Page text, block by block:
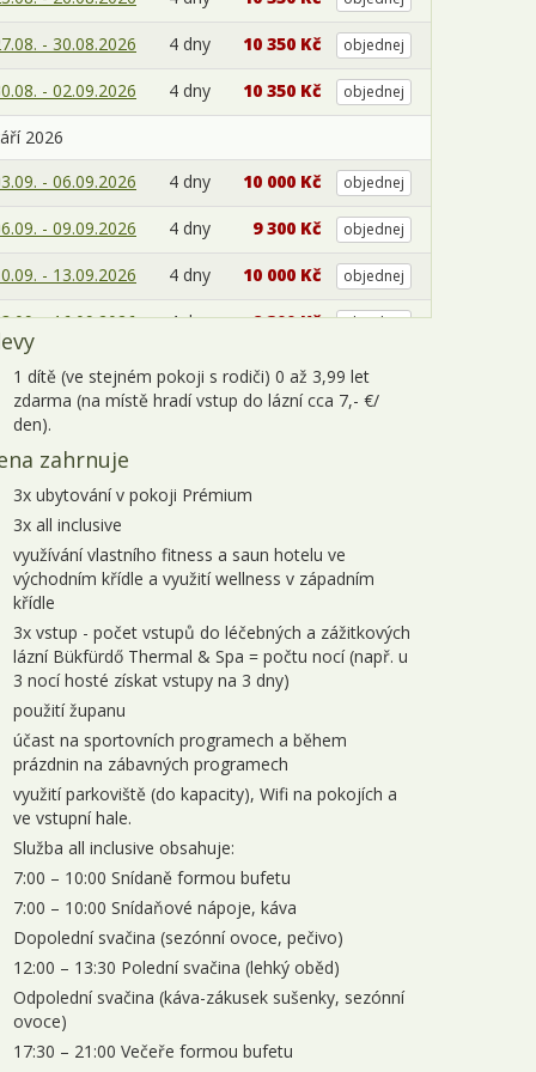
- 30.08.2026 4 dny 10 350 Kč objednej
- 02.09.2026 4 dny 10 350 Kč objednej
2026
- 06.09.2026
4 dny 10 000 Kč objednej
- 09.09.2026 4 dny 9 300 Kč objednej
- 13.09.2026 4 dny 10 000 Kč objednej
- 16.09.2026 4 dny 9 300 Kč objednej
- 20.09.2026 4 dny 10 000 Kč objednej
20.09. - 23.09.2026 4 dny 9 300 Kč objednej
- 27.09.2026
- 30.09.2026 4 dny
říjen 2026
01.10. - 04.10.2026
04.10. - 07.10.2026 4 dny 9 300 Kč objednej
- 11.10.2026 4 dny 10 000 Kč
11.10. - 14.10.2026 4 dny 9 300 Kč objednej
- 18.10.2026 4 dny 10 000 Kč objednej
- 21.10.2026
22.10. - 25.10.2026 4 dny 10 000 Kč
- 28.10.2026 4 dny 10 000 Kč
29.10. - 01.11.2026 4 dny 10 000 Kč
listopad 2026
- 04.11.2026
4 dny 9 300 Kč
1 dítě (ve stejném pokoji s rodiči) 0 až 3,99 let
zdarma (na místě hradí vstup do lázní cca 7,- €/
den).
zahrnuje
3x ubytování v pokoji Prémium
3x all inclusive
využívání vlastního fitness a saun hotelu ve
východním křídle a využití wellness v západním
křídle
3x vstup - počet vstupů do léčebných a zážitkových
lázní Bükfürdő Thermal & Spa = počtu nocí (např. u
3 nocí hosté získat vstupy na 3 dny)
použití županu
účast na sportovních programech a během
prázdnin na zábavných programech
využití parkoviště (do kapacity), Wifi na pokojích a
ve vstupní hale.
Služba all inclusive obsahuje:
7:00 – 10:00 Snídaně formou bufetu
7:00 – 10:00 Snídaňové nápoje, káva
Dopolední svačina (sezónní ovoce, pečivo)
12:00 – 13:30 Polední svačina (lehký oběd)
Odpolední svačina (káva-zákusek sušenky, sezónní
ovoce)
17:30 – 21:00 Večeře formou bufetu